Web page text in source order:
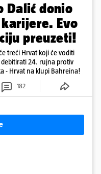
Dalić donio
Evo
preuzeti!
treći Hrvat koji će voditi
debitirati 24. rujna protiv
- Hrvat na klupi Bahreina!
182